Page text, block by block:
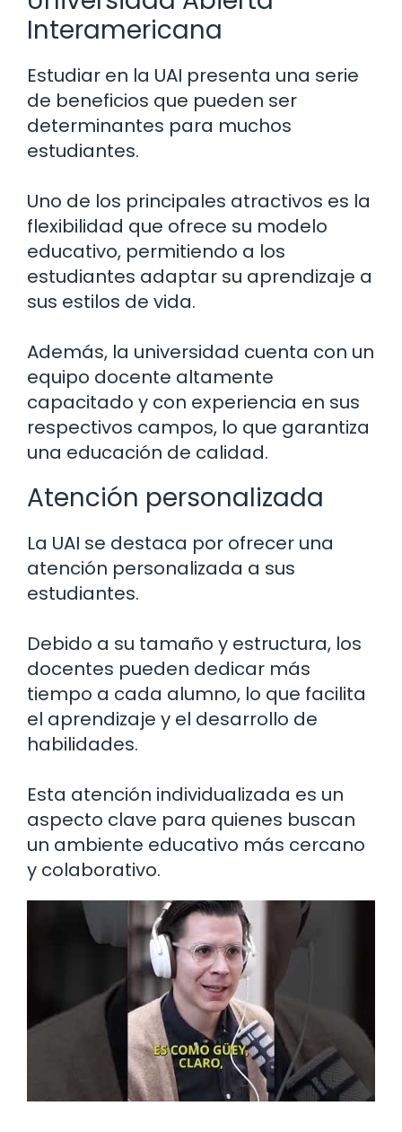
Interamericana
Estudiar en la UAI presenta una serie
de beneficios que pueden ser
determinantes para muchos
estudiantes.
Uno de los principales atractivos es la
flexibilidad que ofrece su modelo
educativo, permitiendo a los
estudiantes adaptar su aprendizaje a
sus estilos de vida.
Además, la universidad cuenta con un
equipo docente altamente
capacitado y con experiencia en sus
respectivos campos, lo que garantiza
una educación de calidad.
Atención personalizada
La UAI se destaca por ofrecer una
atención personalizada a sus
estudiantes.
Debido a su tamaño y estructura, los
docentes pueden dedicar más
tiempo a cada alumno, lo que facilita
el aprendizaje y el desarrollo de
habilidades.
Esta atención individualizada es un
aspecto clave para quienes buscan
un ambiente educativo más cercano
y colaborativo.